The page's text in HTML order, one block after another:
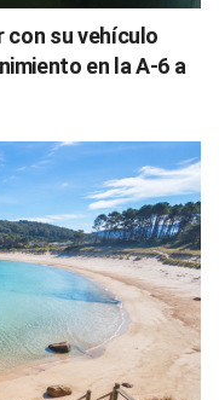
con su vehículo
en la A-6 a